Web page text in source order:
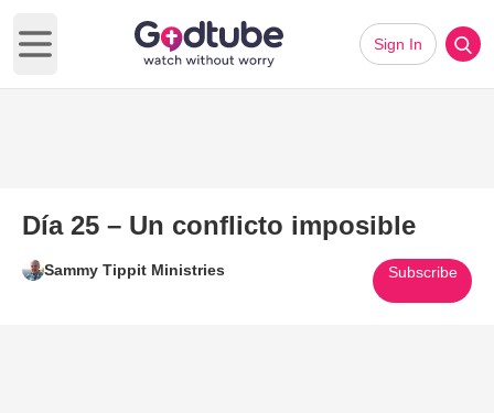
Open main menu
Sign In
Día 25 – Un conflicto imposible
Sammy Tippit Ministries Subscribe